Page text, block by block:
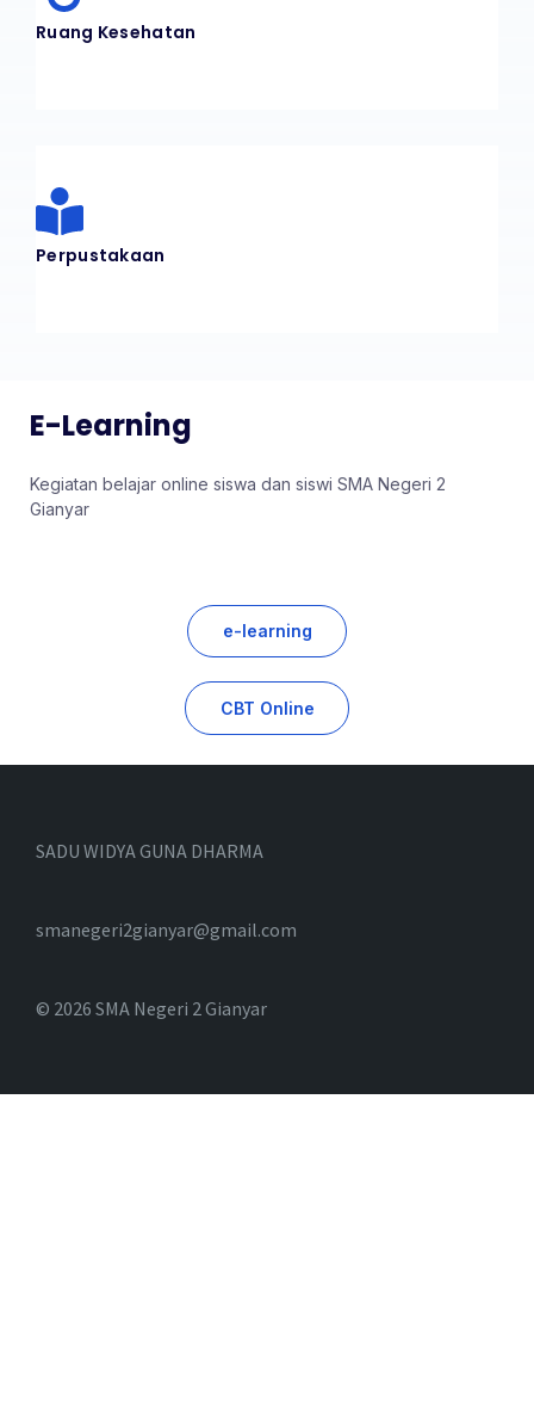
Ruang Kesehatan
Perpustakaan
E-Learning
Kegiatan belajar online siswa dan siswi SMA Negeri 2
Gianyar
e-learning
CBT Online
SADU WIDYA GUNA DHARMA
smanegeri2gianyar@gmail.com
© 2026 SMA Negeri 2 Gianyar